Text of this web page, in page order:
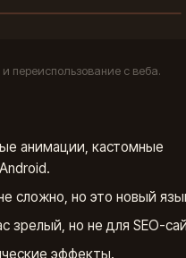
переиспользование с веба.
анимации, кастомные
сложно, но это новый
зрелый, но не для SEO-
эффекты.